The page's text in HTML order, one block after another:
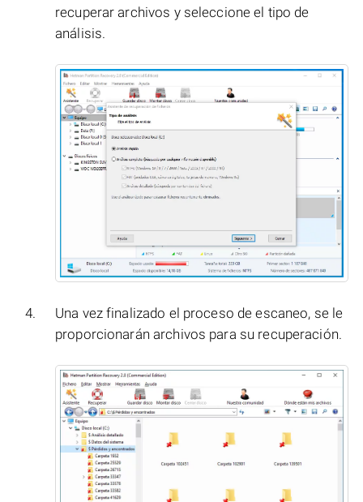
recuperar archivos y seleccione el tipo de
análisis.
Una vez finalizado el proceso de escaneo, se le
proporcionarán archivos para su recuperación.